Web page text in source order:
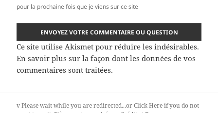
pour la prochaine fois que je viens sur ce site
Ce site utilise Akismet pour réduire les indésirables.
En savoir plus sur la façon dont les données de vos
commentaires sont traitées.
vPlease wait while you are redirected...orClick Hereif you do not